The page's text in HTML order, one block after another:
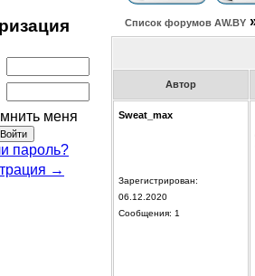
меня
пароль?
→
Список форумов АW.BY
Автор
Sweat_max
Зарегистрирован:
06.12.2020
Сообщения: 1